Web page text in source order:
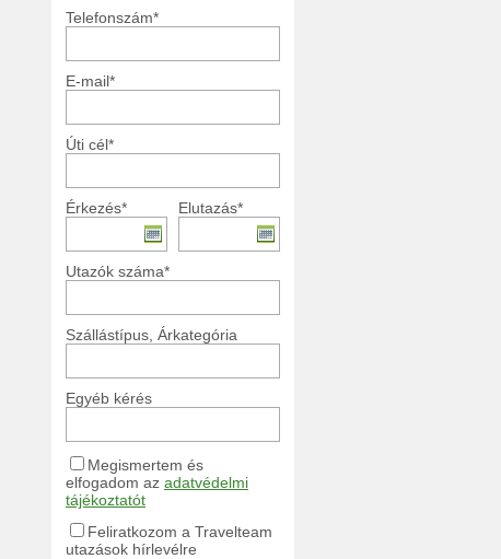
Telefonszám*
E-mail*
Úti cél*
Érkezés* Elutazás*
Utazók száma*
Szállástípus, Árkategória
Egyéb kérés
Megismertem és
elfogadom az adatvédelmi
tájékoztatót
Feliratkozom a Travelteam
utazások hírlevélre